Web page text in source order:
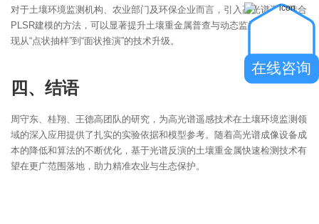
对于土壤环境监测机构、农业部门及环保企业而言，引入高光谱遥感结合
PLSR建模的方法，可以显著提升土壤重金属普查与动态监控的能力，实
现从“点状抽样”到“面状推演”的技术升级。
四、结语
周守东、桂翔、王德高团队的研究，为高光谱遥感技术在土壤环境监测领
域的深入应用提供了扎实的实验依据和模型参考。随着高光谱成像设备成
本的降低和算法的不断优化，基于光谱反演的土壤重金属快速检测技术有
望在更广范围落地，助力精准农业与生态保护。
在线咨询